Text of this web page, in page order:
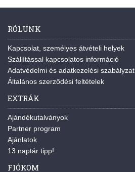
RÓLUNK
Kapcsolat, személyes átvételi helyek
Szállítással kapcsolatos információ
Adatvédelmi és adatkezelési szabályzat
Általános szerződési feltételek
EXTRÁK
Ajándékutalványok
Partner program
Ajánlatok
13 naptár tipp!
FIÓKOM